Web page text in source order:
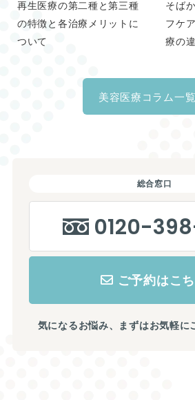
再生医療の第二種と第三種
の特徴と各治療メリットに
ついて
そば
フケ
療の
美容医療コラム一覧
総合窓口
0120-
ご予約はこ
気になるお悩み、まずはお気軽に